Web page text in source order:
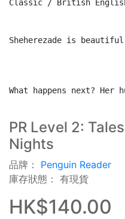
Classic / British
Sheherezade is
What happens next?
PR Level 2:
Nights
品牌： Penguin Reader
庫存狀態： 有現貨
HK$140.00